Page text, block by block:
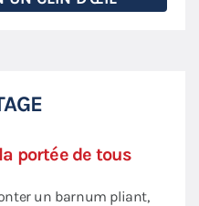
portée de tous
un barnum pliant,